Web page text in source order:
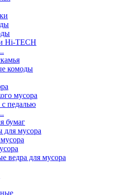
Hi-TECH
комоды
мусора
с педалью
бумаг
для мусора
ведра для мусора